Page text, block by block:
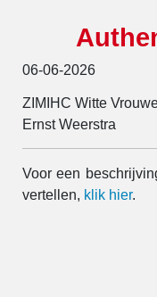
06-06-2026
ZIMIHC Witte
Ernst Weerstra
Voor een
vertellen, klik hier.